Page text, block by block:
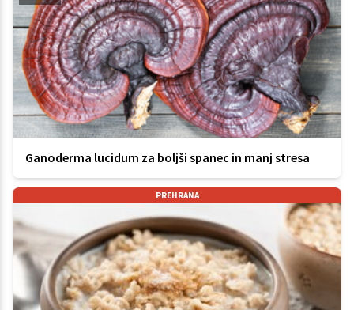
Ganoderma lucidum za boljši spanec in manj stresa
PREHRANA